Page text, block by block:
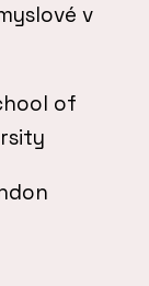
v
of